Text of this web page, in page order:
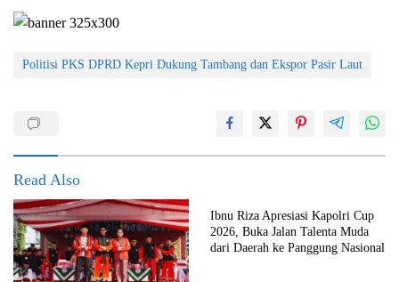
Politisi PKS DPRD Kepri Dukung Tambang dan Ekspor Pasir Laut
Read Also
Ibnu Riza Apresiasi Kapolri Cup
2026, Buka Jalan Talenta Muda
dari Daerah ke Panggung Nasional